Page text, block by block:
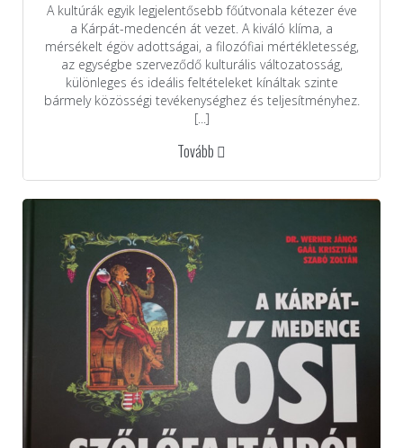
A kultúrák egyik legjelentősebb főútvonala kétezer éve
a Kárpát-medencén át vezet. A kiváló klíma, a
mérsékelt égöv adottságai, a filozófiai mértékletesség,
az egységbe szerveződő kulturális változatosság,
különleges és ideális feltételeket kínáltak szinte
bármely közösségi tevékenységhez és teljesítményhez.
[...]
Tovább